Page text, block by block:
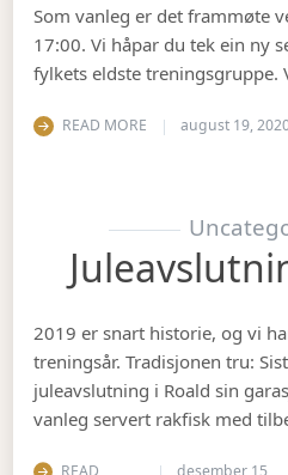
Som vanleg er det frammøte
17:00. Vi håpar du tek ein ny
fylkets eldste treningsgruppe.
READ MORE august 19,
2019 er snart historie, og vi
treningsår. Tradisjonen tru:
juleavslutning i Roald sin
vanleg servert rakfisk med